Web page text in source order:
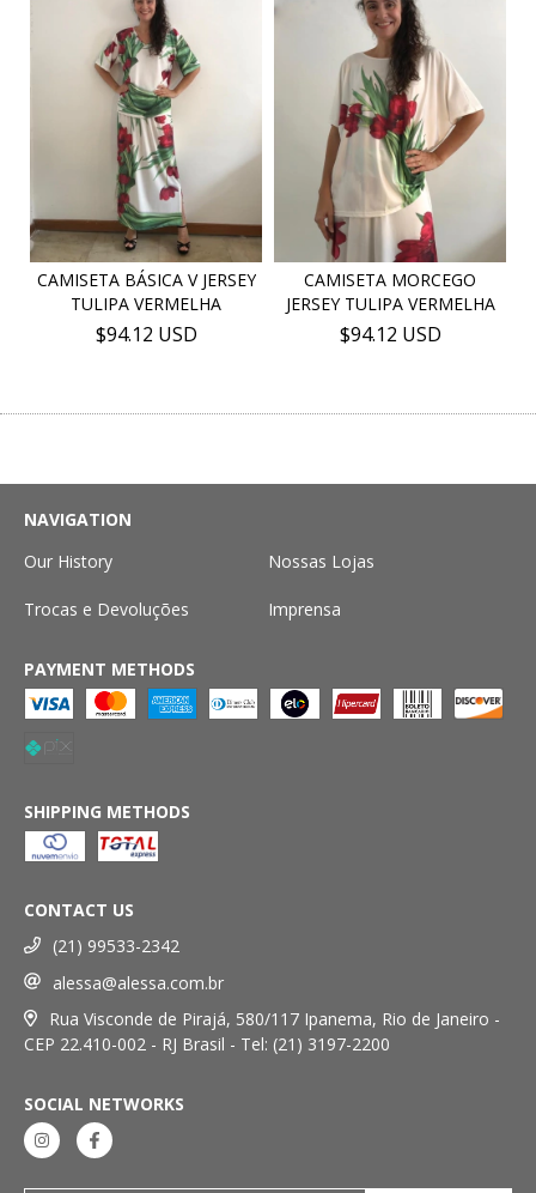
CAMISETA BÁSICA V JERSEY
TULIPA VERMELHA
$94.12 USD
CAMISETA MORCEGO
JERSEY TULIPA VERMELHA
$94.12 USD
NAVIGATION
Our History
Nossas Lojas
Trocas e Devoluções Imprensa
PAYMENT METHODS
SHIPPING METHODS
CONTACT US
(21) 99533-2342
alessa@alessa.com.br
Rua Visconde de Pirajá, 580/117 Ipanema, Rio de Janeiro -
CEP 22.410-002 - RJ Brasil - Tel: (21) 3197-2200
SOCIAL NETWORKS